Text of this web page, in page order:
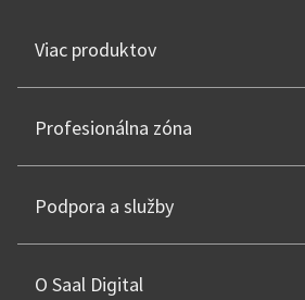
Viac produktov
Profesionálna zóna
Podpora a služby
O Saal Digital